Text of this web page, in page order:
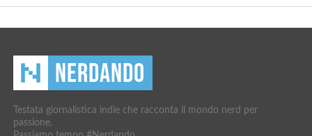
Testata giornalistica indie che racconta il mondo nerd per
passione.